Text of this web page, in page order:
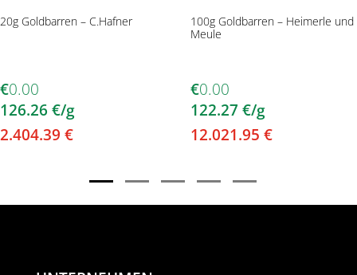
20g Goldbarren – C.Hafner
€0.00
126.26 €/g
2.404.39 €
100g Goldbarren – Heimerle und
Meule
€0.00
122.27 €/g
12.021.95 €